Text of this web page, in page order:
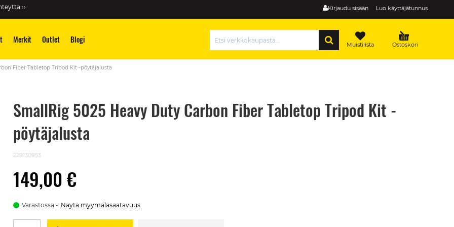
Kirjaudu sisään Luo käyttäjätunnus
››
Merkit Outlet Blogi Ostoskori
Muistilista
Fiber Tabletop Tripod Kit -pöytäjalusta
SmallRig 5025 Heavy Duty Carbon Fiber Tabletop Tripod Kit -
pöytäjalusta
229130953
149,00 €
Varastossa Näytä myymäläsaatavuus